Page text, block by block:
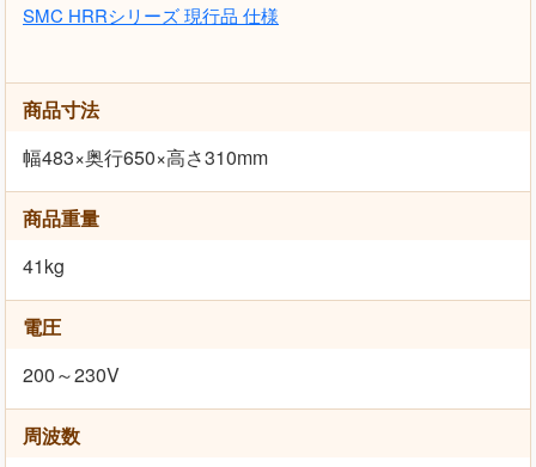
SMC HRRシリーズ 現行品 仕様
商品寸法
幅483×奥行650×高さ310mm
商品重量
41kg
電圧
200～230V
周波数